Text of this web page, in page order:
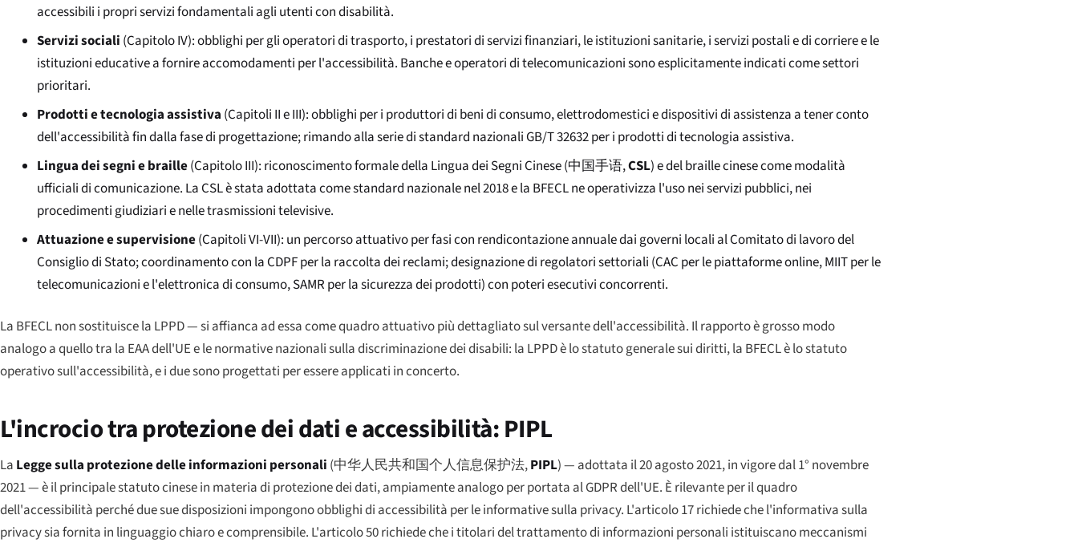
accessibili i propri servizi fondamentali agli utenti con disabilità.
Servizi sociali (Capitolo IV): obblighi per gli operatori di trasporto, i prestatori di servizi finanziari, le istituzioni sanitarie, i servizi postali e di corriere e le
istituzioni educative a fornire accomodamenti per l'accessibilità. Banche e operatori di telecomunicazioni sono esplicitamente indicati come settori
prioritari.
Prodotti e tecnologia assistiva (Capitoli II e III): obblighi per i produttori di beni di consumo, elettrodomestici e dispositivi di assistenza a tener conto
dell'accessibilità fin dalla fase di progettazione; rimando alla serie di standard nazionali GB/T 32632 per i prodotti di tecnologia assistiva.
Lingua dei segni e braille(Capitolo III): riconoscimento formale della Lingua dei Segni Cinese (中国手语,CSL) e del braille cinese come modalità
ufficiali di comunicazione. La CSL è stata adottata come standard nazionale nel 2018 e la BFECL ne operativizza l'uso nei servizi pubblici, nei
procedimenti giudiziari e nelle trasmissioni televisive.
Attuazione e supervisione(Capitoli VI-VII): un percorso attuativo per fasi con rendicontazione annuale dai governi locali al Comitato di lavoro del
Consiglio di Stato; coordinamento con la CDPF per la raccolta dei reclami; designazione di regolatori settoriali (CAC per le piattaforme online, MIIT per le
telecomunicazioni e l'elettronica di consumo, SAMR per la sicurezza dei prodotti) con poteri esecutivi concorrenti.
La BFECL non sostituisce la LPPD — si affianca ad essa come quadro attuativo più dettagliato sul versante dell'accessibilità. Il rapporto è grosso modo
analogo a quello tra la EAA dell'UE e le normative nazionali sulla discriminazione dei disabili: la LPPD è lo statuto generale sui diritti, la BFECL è lo statuto
operativo sull'accessibilità, e i due sono progettati per essere applicati in concerto.
L'incrocio tra protezione dei dati e accessibilità: PIPL
La Legge sulla protezione delle informazioni personali (中华人民共和国个人信息保护法,PIPL) — adottata il 20 agosto 2021, in vigore dal 1° novembre
2021 — è il principale statuto cinese in materia di protezione dei dati, ampiamente analogo per portata al GDPR dell'UE. È rilevante per il quadro
dell'accessibilità perché due sue disposizioni impongono obblighi di accessibilità per le informative sulla privacy. L'articolo 17 richiede che l'informativa sulla
privacy sia fornita in linguaggio chiaro e comprensibile. L'articolo 50 richiede che i titolari del trattamento di informazioni personali istituiscano meccanismi